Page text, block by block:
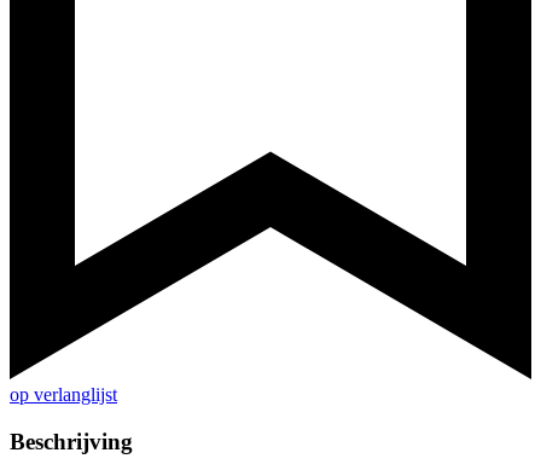
op verlanglijst
Beschrijving